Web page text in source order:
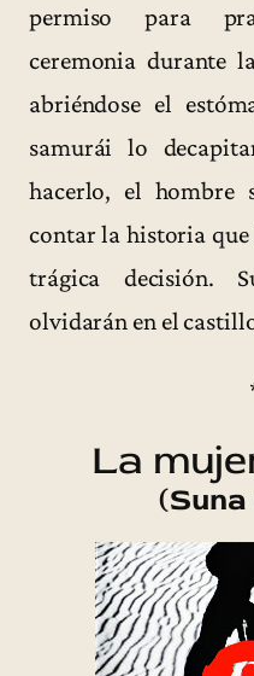
permiso para
ceremonia durante
abriéndose el
samurái lo
hacerlo, el hombre
contar la historia
trágica decisión.
olvidarán en el
La
(Suna